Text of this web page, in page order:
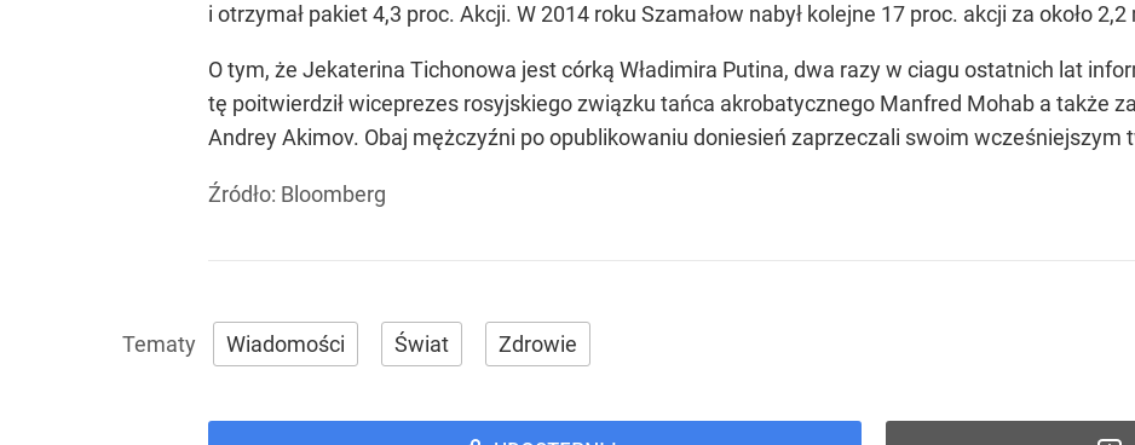
i otrzymał pakiet 4,3 proc. Akcji. W 2014 roku Szamałow nabył kolejne 17 proc. akcji za około
O tym, że Jekaterina Tichonowa jest córką Władimira Putina, dwa razy w ciagu ostatnich lat
tę poitwierdził wiceprezes rosyjskiego związku tańca akrobatycznego Manfred Mohab a także
Andrey Akimov. Obaj mężczyźni po opublikowaniu doniesień zaprzeczali swoim wcześniejszym
Źródło: Bloomberg
Wiadomości Świat Zdrowie